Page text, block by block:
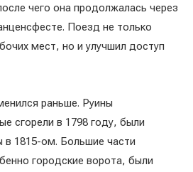
чего она продолжалась через
Поезд не только
мест, но и улучшил доступ
раньше. Руины
сгорели в 1798 году, были
в 1815-ом. Большие части
городские ворота, были